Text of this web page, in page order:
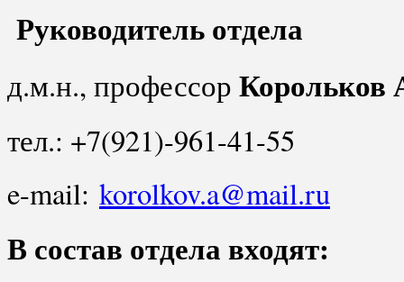
Руководитель отдела
д.м.н., профессор Корольков
тел.: +7(921)-961-41-55
e-mail: korolkov.a@mail.ru
В состав отдела входят: